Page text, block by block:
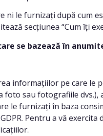
le furnizați după cum
secțiunea “Cum îți
se bazează în
informațiilor pe care le
foto sau fotografiile
le furnizați în baza
Pentru a vă